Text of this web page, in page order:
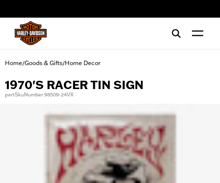
Home/Goods & Gifts/Home Decor
1970'S RACER TIN SIGN
partSkuNumber 98509-24VX